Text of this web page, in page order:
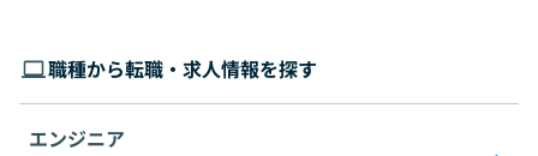
職種から転職・求人情報を探す
エンジニア